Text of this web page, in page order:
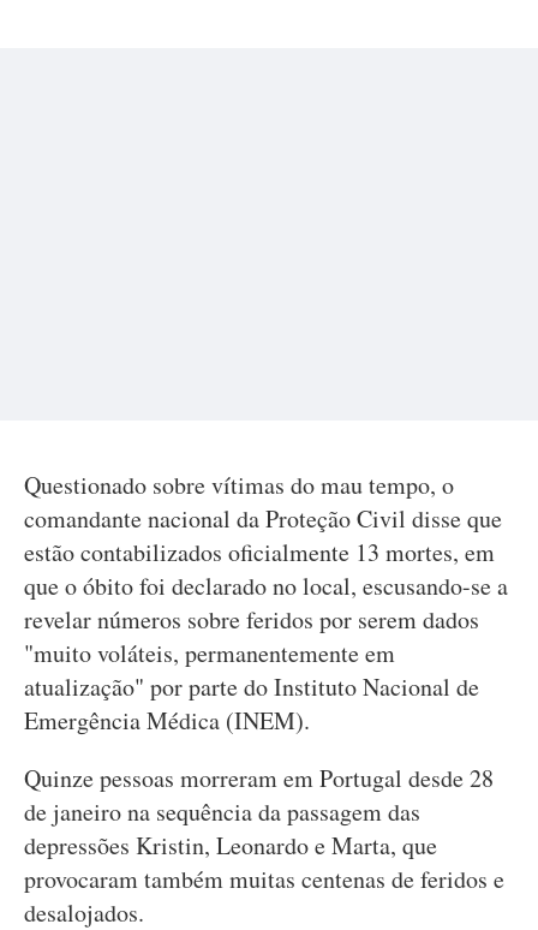
Questionado sobre vítimas do mau tempo, o
comandante nacional da Proteção Civil disse que
estão contabilizados oficialmente 13 mortes, em
que o óbito foi declarado no local, escusando-se a
revelar números sobre feridos por serem dados
"muito voláteis, permanentemente em
atualização" por parte do Instituto Nacional de
Emergência Médica (INEM).
Quinze pessoas morreram em Portugal desde 28
de janeiro na sequência da passagem das
depressões Kristin, Leonardo e Marta, que
provocaram também muitas centenas de feridos e
desalojados.